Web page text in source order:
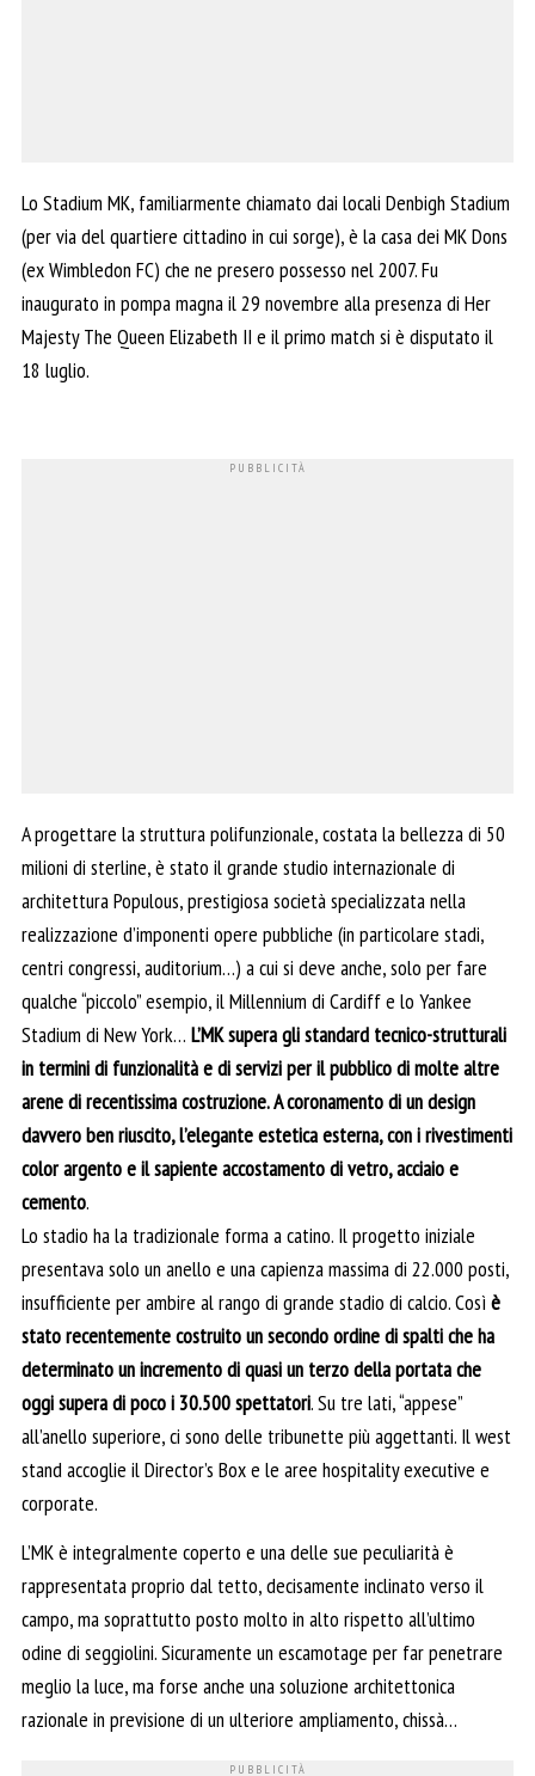
Lo Stadium MK, familiarmente chiamato dai locali Denbigh Stadium
(per via del quartiere cittadino in cui sorge), è la casa dei MK Dons
(ex Wimbledon FC) che ne presero possesso nel 2007. Fu
inaugurato in pompa magna il 29 novembre alla presenza di Her
Majesty The Queen Elizabeth II e il primo match si è disputato il
18 luglio.
A progettare la struttura polifunzionale, costata la bellezza di 50
milioni di sterline, è stato il grande studio internazionale di
architettura Populous, prestigiosa società specializzata nella
realizzazione d’imponenti opere pubbliche (in particolare stadi,
centri congressi, auditorium…) a cui si deve anche, solo per fare
qualche “piccolo” esempio, il Millennium di Cardiff e lo Yankee
Stadium di New York… L’MK supera gli standard tecnico-strutturali
in termini di funzionalità e di servizi per il pubblico di molte altre
arene di recentissima costruzione. A coronamento di un design
davvero ben riuscito, l’elegante estetica esterna, con i rivestimenti
color argento e il sapiente accostamento di vetro, acciaio e
cemento.
Lo stadio ha la tradizionale forma a catino. Il progetto iniziale
presentava solo un anello e una capienza massima di 22.000 posti,
insufficiente per ambire al rango di grande stadio di calcio. Così è
stato recentemente costruito un secondo ordine di spalti che ha
determinato un incremento di quasi un terzo della portata che
oggi supera di poco i 30.500 spettatori. Su tre lati, “appese”
all’anello superiore, ci sono delle tribunette più aggettanti. Il west
stand accoglie il Director’s Box e le aree hospitality executive e
corporate.
L’MK è integralmente coperto e una delle sue peculiarità è
rappresentata proprio dal tetto, decisamente inclinato verso il
campo, ma soprattutto posto molto in alto rispetto all’ultimo
odine di seggiolini. Sicuramente un escamotage per far penetrare
meglio la luce, ma forse anche una soluzione architettonica
razionale in previsione di un ulteriore ampliamento, chissà…